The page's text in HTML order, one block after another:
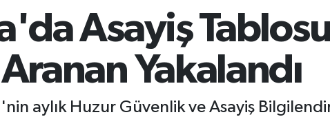
Asayiş
Yakalandı
aylık Huzur Güvenlik ve Asayiş